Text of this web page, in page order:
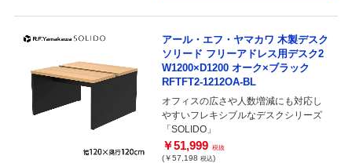
アール・エフ・ヤマカワ 木製デスク
ソリード フリーアドレス用デスク2
W1200×D1200 オーク×ブラック
RFTFT2-1212OA-BL
オフィスの広さや人数増減にも対応し
やすいフレキシブルなデスクシリーズ
「SOLIDO」
￥51,999 税抜
(￥57,198 税込)